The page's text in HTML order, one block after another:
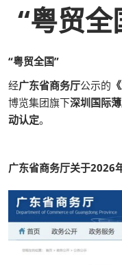
“粤贸全
“粤贸全国”
经广东省商务厅公示的
博览集团旗下深圳国际
动认定。
广东省商务厅关于2026